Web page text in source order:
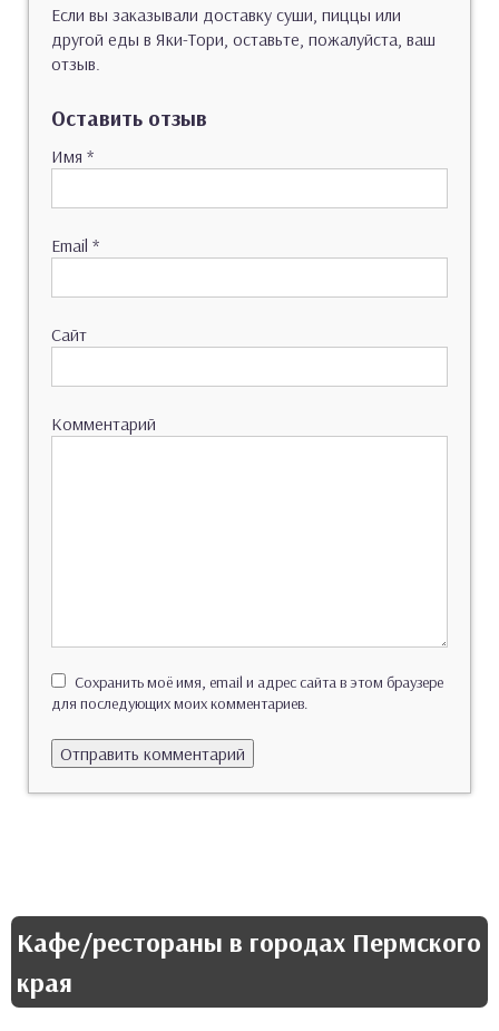
Если вы заказывали доставку суши, пиццы или
другой еды в Яки-Тори, оставьте, пожалуйста, ваш
отзыв.
Оставить отзыв
Имя *
Email *
Сайт
Комментарий
Сохранить моё имя, email и адрес сайта в этом браузере
для последующих моих комментариев.
Кафе/рестораны в городах Пермского
края